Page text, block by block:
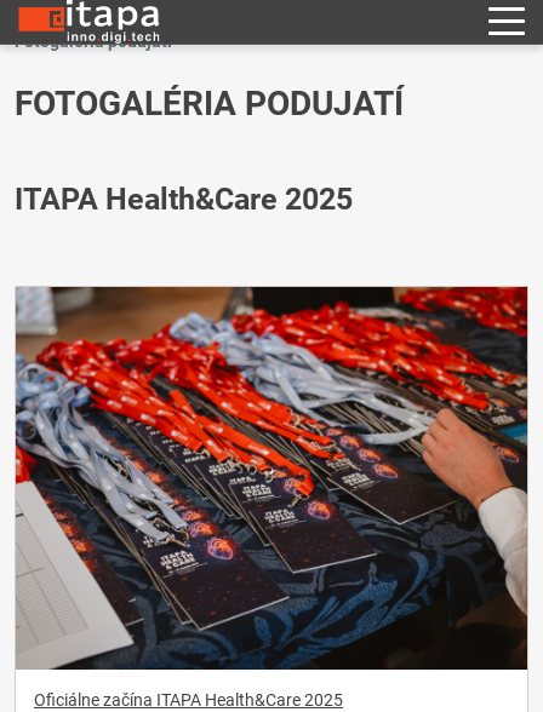
Fotogaléria podujatí
FOTOGALÉRIA PODUJATÍ
ITAPA Health&Care 2025
Oficiálne začína ITAPA Health&Care 2025